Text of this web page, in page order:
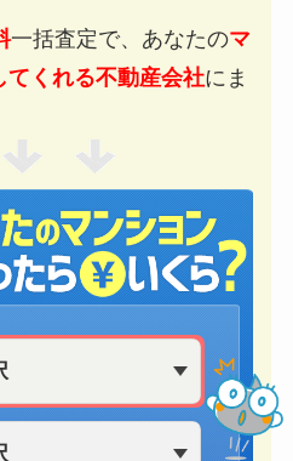
一括査定で、あなたのマ
てくれる不動産会社にま